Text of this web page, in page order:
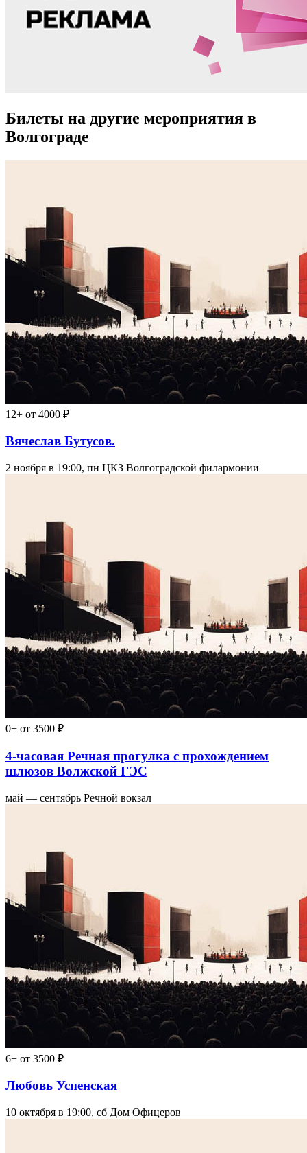
Билеты на другие мероприятия в
Волгограде
12+ от 4000 ₽
Вячеслав Бутусов.
2 ноября в 19:00, пн ЦКЗ Волгоградской филармонии
0+ от 3500 ₽
4-часовая Речная прогулка с прохождением
шлюзов Волжской ГЭС
май — сентябрь Речной вокзал
6+ от 3500 ₽
Любовь Успенская
10 октября в 19:00, сб Дом Офицеров